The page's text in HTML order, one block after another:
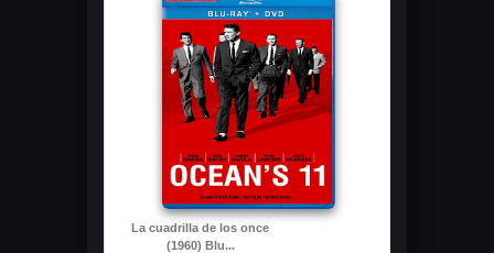
La cuadrilla de los once
(1960) Blu...